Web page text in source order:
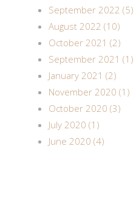
September 2022 (5)
August 2022 (10)
October 2021 (2)
September 2021 (1)
January 2021 (2)
November 2020 (1)
October 2020 (3)
July 2020 (1)
June 2020 (4)